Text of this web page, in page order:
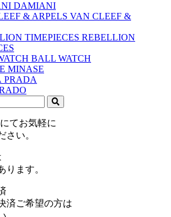
DAMIANI
VAN CLEEF &
REBELLION
BALL WATCH
MINASE
PRADA
てお気軽に
さい。
ります。
済ご希望の方は